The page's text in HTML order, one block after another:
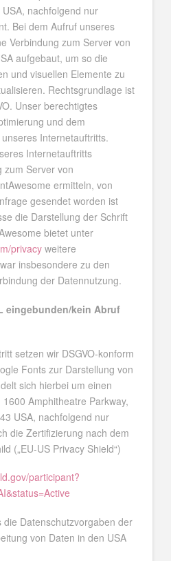
nachfolgend nur
Bei dem Aufruf unseres
Verbindung zum Server von
aufgebaut, um so die
und visuellen Elemente zu
Rechtsgrundlage ist
Unser berechtigtes
und dem
Internetauftritts.
Internetauftritts
zum Server von
ermitteln, von
gesendet worden ist
die Darstellung der Schrift
bietet unter
privacyweitere
insbesondere zu den
der Datennutzung.
eingebunden/kein Abruf
setzen wir DSGVO-konform
Fonts zur Darstellung von
sich hierbei um einen
Amphitheatre Parkway,
USA, nachfolgend nur
die Zertifizierung nach dem
(„EU-US Privacy Shield“)
participant?
Datenschutzvorgaben der
von Daten in den USA